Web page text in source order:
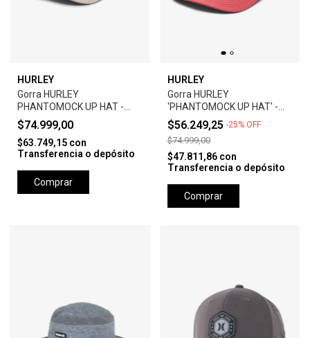
HURLEY
Gorra HURLEY
PHANTOMOCK UP HAT -
GREY
$74.999,00
$63.749,15 con
Transferencia o depósito
Comprar
HURLEY
Gorra HURLEY
'PHANTOMOCK UP HAT' -
UNIVERSTY RED
$56.249,25 -25% OFF
$74.999,00
$47.811,86 con
Transferencia o depósito
Comprar